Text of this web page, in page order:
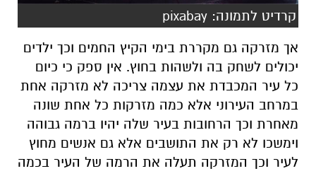
קרדיט לתמונה: pixabay
אך מזרקה גם מקררת בימי הקיץ החמים וכך ילדים
יכולים לשחק בה ולשהות בחוץ. אין ספק כי כיום
כל עיר המכבדת את עצמה צריכה לא מזרקה אחת
במרחב העירוני אלא כמה מזרקות כל אחת שונה
מאחרת וכך הרחובות בעיר שלה יהיו ברמה גבוהה
וימשכו לא רק את התושבים אלא גם אנשים מחוץ
לעיר וכך המזרקה תעלה את הרמה של העיר בכמה